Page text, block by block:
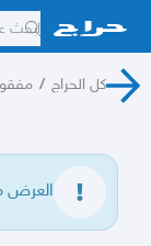
كل الحراج /
العرض